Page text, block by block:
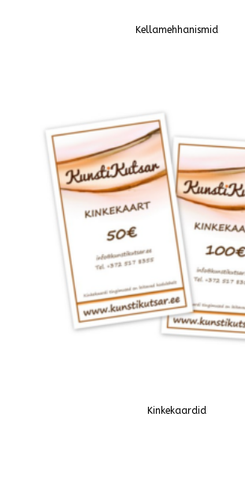
Kellamehhanismid
Kinkekaardid